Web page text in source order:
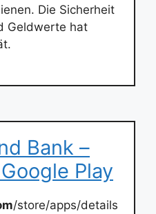
Die Sicherheit
Geldwerte hat
Bank –
Play
/store/apps/details